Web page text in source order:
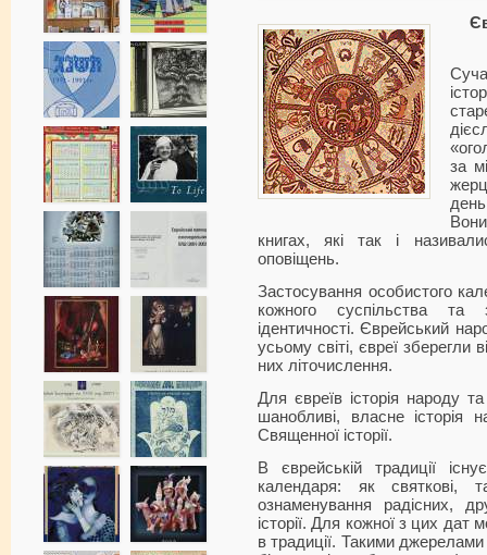
за
книгах, які так і
оповіщень.
Застосування особистого
кожного суспільства та
ідентичності. Єврейський
усьому світі, євреї зберегли
них літочислення.
Для євреїв історія народу та
шанобливі, власне історія
Священної історії.
В єврейській традиції
календаря: як
ознаменування радісних,
історії. Для кожної з цих дат
в традиції. Такими